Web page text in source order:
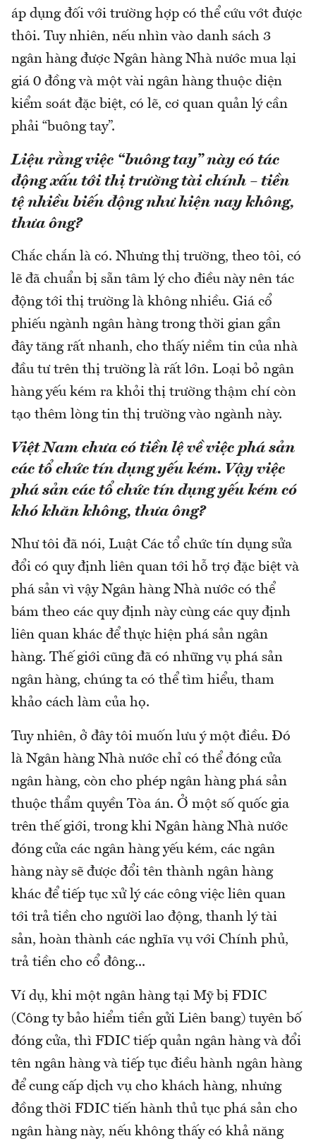
áp dụng đối với trường hợp có thể cứu vớt được
thôi. Tuy nhiên, nếu nhìn vào danh sách 3
ngân hàng được Ngân hàng Nhà nước mua lại
giá 0 đồng và một vài ngân hàng thuộc diện
kiểm soát đặc biệt, có lẽ, cơ quan quản lý cần
phải “buông tay”.
Liệu rằng việc “buông tay” này có tác
động xấu tới thị trường tài chính – tiền
tệ nhiều biến động như hiện nay không,
thưa ông?
Chắc chắn là có. Nhưng thị trường, theo tôi, có
lẽ đã chuẩn bị sẵn tâm lý cho điều này nên tác
động tới thị trường là không nhiều. Giá cổ
phiếu ngành ngân hàng trong thời gian gần
đây tăng rất nhanh, cho thấy niềm tin của nhà
đầu tư trên thị trường là rất lớn. Loại bỏ ngân
hàng yếu kém ra khỏi thị trường thậm chí còn
tạo thêm lòng tin thị trường vào ngành này.
Việt Nam chưa có tiền lệ về việc phá sản
các tổ chức tín dụng yếu kém. Vậy việc
phá sản các tổ chức tín dụng yếu kém có
khó khăn không, thưa ông?
Như tôi đã nói, Luật Các tổ chức tín dụng sửa
đổi có quy định liên quan tới hỗ trợ đặc biệt và
phá sản vì vậy Ngân hàng Nhà nước có thể
bám theo các quy định này cùng các quy định
liên quan khác để thực hiện phá sản ngân
hàng. Thế giới cũng đã có những vụ phá sản
ngân hàng, chúng ta có thể tìm hiểu, tham
khảo cách làm của họ.
Tuy nhiên, ở đây tôi muốn lưu ý một điều. Đó
là Ngân hàng Nhà nước chỉ có thể đóng cửa
ngân hàng, còn cho phép ngân hàng phá sản
thuộc thẩm quyền Tòa án. Ở một số quốc gia
trên thế giới, trong khi Ngân hàng Nhà nước
đóng cửa các ngân hàng yếu kém, các ngân
hàng này sẽ được đổi tên thành ngân hàng
khác để tiếp tục xử lý các công việc liên quan
tới trả tiền cho người lao động, thanh lý tài
sản, hoàn thành các nghĩa vụ với Chính phủ,
trả tiền cho cổ đông...
Ví dụ, khi một ngân hàng tại Mỹ bị FDIC
(Công ty bảo hiểm tiền gửi Liên bang) tuyên bố
đóng cửa, thì FDIC tiếp quản ngân hàng và đổi
tên ngân hàng và tiếp tục điều hành ngân hàng
để cung cấp dịch vụ cho khách hàng, nhưng
đồng thời FDIC tiến hành thủ tục phá sản cho
ngân hàng này, nếu không thấy có khả năng